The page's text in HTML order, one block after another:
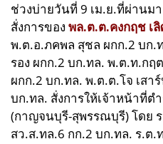
ช่วงบ่ายวันที่ 9 เม.ย.ที่ผ่านม
สั่งการของ พล.ต.ต.คงกฤช เ
พ.ต.อ.ภคพล สุชล ผกก.2 บก
รอง ผกก.2 บก.ทล. พ.ต.ท.กฤ
ผกก.2 บก.ทล. พ.ต.ต.โจ เสา
บก.ทล. สั่งการให้เจ้าหน้าที่ต
(กาญจนบุรี-สุพรรณบุรี)โดย
สว.ส.ทล.6 กก.2 บก.ทล. ร.ต